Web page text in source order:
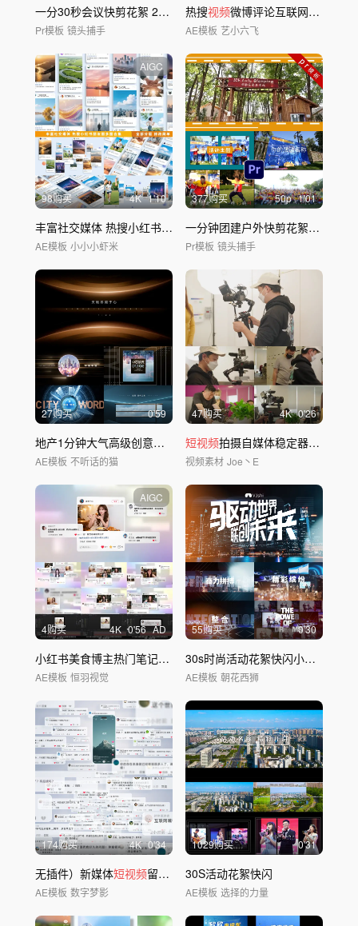
一分30秒会议快剪花絮 2020PR模板
Pr模板 镜头捕手
热搜视频微博评论互联网评论互动展示
AE模板 艺小六飞
AIGC
98购买 4K 1'10
丰富社交媒体 热搜小红书朋友圈多图合集
AE模板 小小小虾米
377购买 50p 1'01
一分钟团建户外快剪花絮2021PR模板
Pr模板 镜头捕手
27购买 0'59
地产1分钟大气高级创意
短视频广告
AE模板 不听话的猫
47购买 4K 0'26
短视频拍摄自媒体稳定器如影云鹤
视频素材 Joe丶E
AIGC
4购买 4K 0'56 AD
小红书美食博主热门笔记评论留言展示
AE模板 恒羽视觉
55购买 0'30
30s时尚活动花絮快闪小
视频
AE模板 朝花西狮
174购买 4K 0'34
无插件）新媒体短视频留言评论数据AE模板
AE模板 数字梦影
1029购买 0'31
30S活动花絮快闪
AE模板 选择的力量